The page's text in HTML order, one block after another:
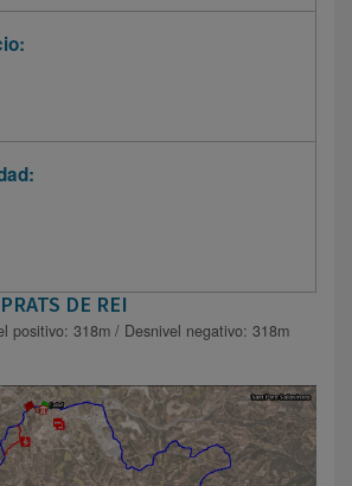
DE REI
positivo: 318m / Desnivel negativo: 318m